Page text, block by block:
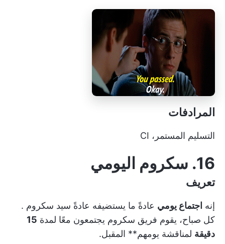
المرادفات
التسليم المستمر، CI
16. سكروم اليومي
تعريف
إنه اجتماع يومي عادةً ما يستضيفه عادةً سيد سكروم .
كل صباح، يقوم فريق سكروم يجتمعون معًا لمدة 15
دقيقة لمناقشة يومهم** المقبل.